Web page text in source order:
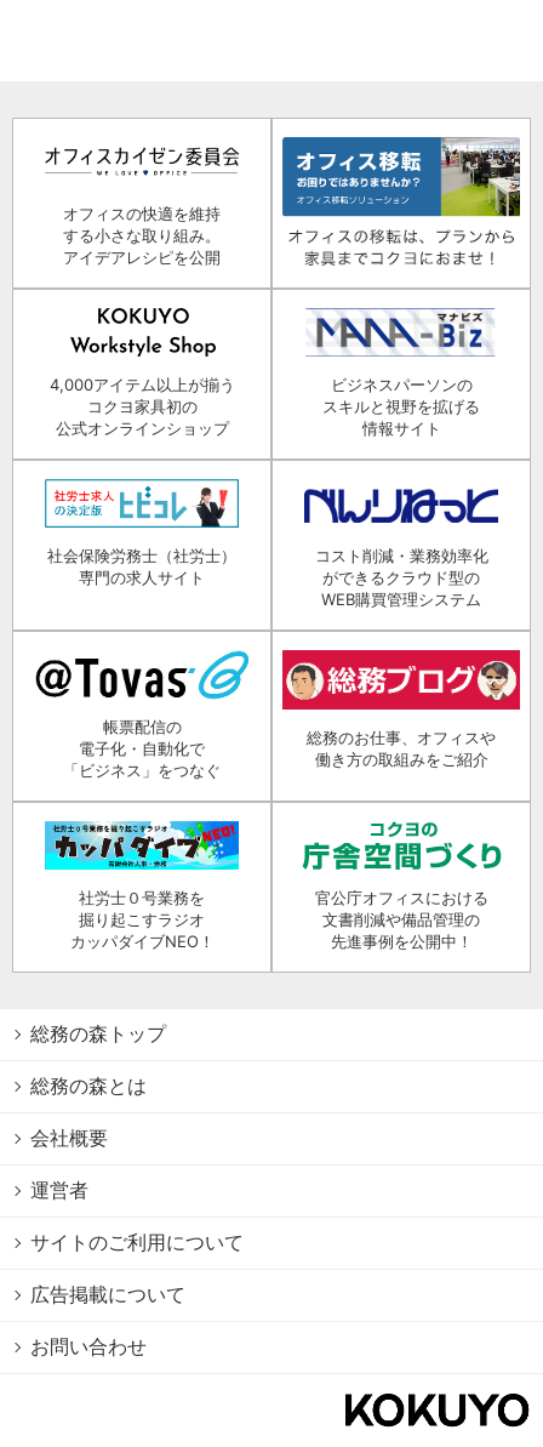
オフィスの快適を維持
する小さな取り組み。
アイデアレシピを公開
4,000アイテム以上が揃う
コクヨ家具初の
公式オンラインショップ
ビジネスパーソンの
スキルと視野を拡げる
情報サイト
社会保険労務士（社労士）
専門の求人サイト
コスト削減・業務効率化
ができるクラウド型の
WEB購買管理システム
帳票配信の
電子化・自動化で
「ビジネス」をつなぐ
総務のお仕事、オフィスや
働き方の取組みをご紹介
社労士０号業務を
掘り起こすラジオ
カッパダイブNEO！
官公庁オフィスにおける
文書削減や備品管理の
先進事例を公開中！
総務の森トップ
総務の森とは
会社概要
運営者
サイトのご利用について
広告掲載について
お問い合わせ